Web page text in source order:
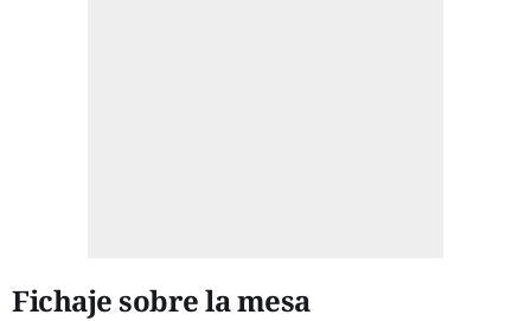
Fichaje sobre la mesa